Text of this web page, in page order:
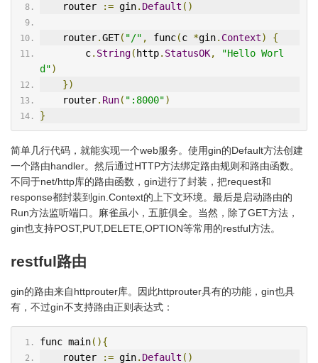
    router
:= gin. Default ()
    router
.GET( "/" , func(c *gin. Context)
{
        c
. String( http. StatusOK,
"Hello Worl
d")
})
    router
. Run( ":8000")
}
简单几行代码，就能实现一个web服务。使用gin的Default方法创建
一个路由handler。然后通过HTTP方法绑定路由规则和路由函数。
不同于net/http库的路由函数，gin进行了封装，把request和
response都封装到gin.Context的上下文环境。最后是启动路由的
Run方法监听端口。麻雀虽小，五脏俱全。当然，除了GET方法，
gin也支持POST,PUT,DELETE,OPTION等常用的restful方法。
restful路由
gin的路由来自httprouter库。因此httprouter具有的功能，gin也具
有，不过gin不支持路由正则表达式：
func main(){
    router
:= gin. Default ()